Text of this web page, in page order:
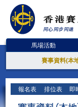
馬場活動
賽事資料(本
報名表 排位表 即